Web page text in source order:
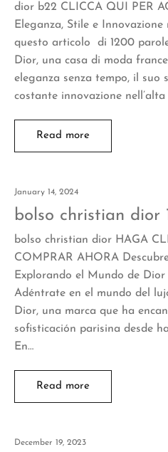
dior b22 CLICCA QUI PER
Eleganza, Stile e
questo articolo di 1200
Dior, una casa di moda
eleganza senza tempo, il suo
costante innovazione
Read more
January 14, 2024
bolso christian dior
bolso christian dior HAGA
COMPRAR AHORA
Explorando el Mundo de
Adéntrate en el mundo del
Dior, una marca que ha
sofisticación parisina desde
En…
Read more
December 19, 2023